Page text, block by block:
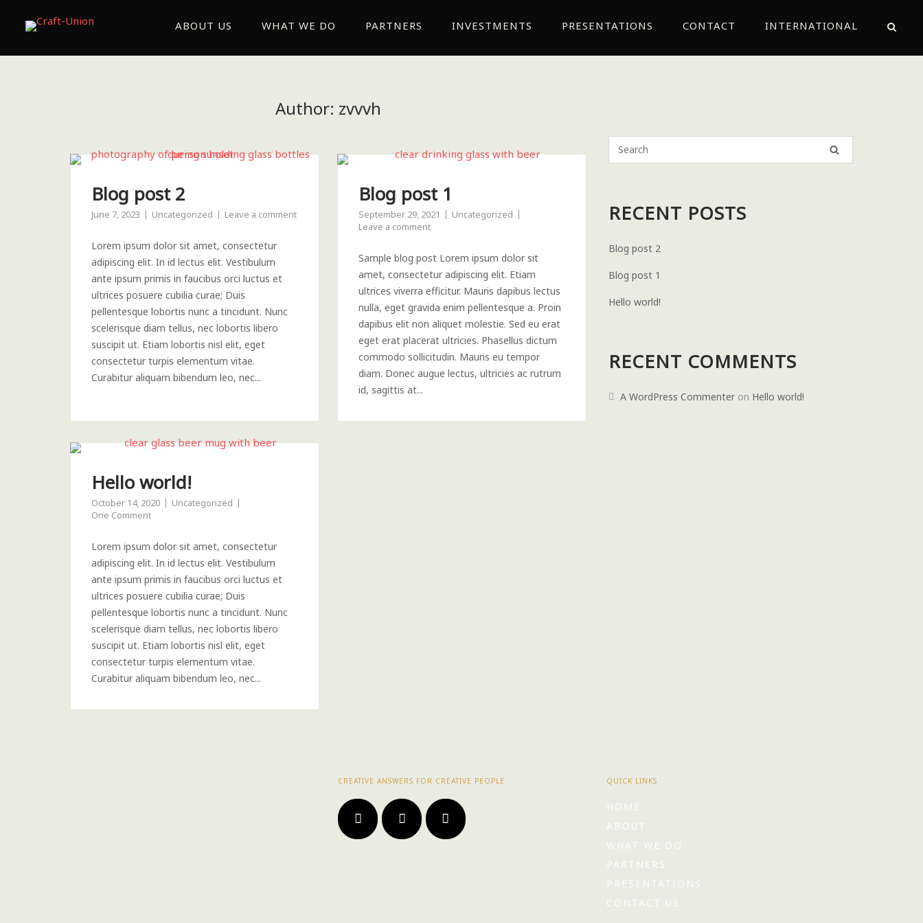
ABOUT US WHAT WE DO PARTNERS INVESTMENTS PRESENTATIONS CONTACT INTERNATIONAL
Author: zvvvh
Blog post 2
June 7, 2023 Uncategorized Leave a comment
Lorem ipsum dolor sit amet, consectetur
adipiscing elit. In id lectus elit. Vestibulum
ante ipsum primis in faucibus orci luctus et
ultrices posuere cubilia curae; Duis
pellentesque lobortis nunc a tincidunt. Nunc
scelerisque diam tellus, nec lobortis libero
suscipit ut. Etiam lobortis nisl elit, eget
consectetur turpis elementum vitae.
Curabitur aliquam bibendum leo, nec...
Blog post 1
September 29, 2021
Uncategorized
Leave a comment
Sample blog post Lorem ipsum dolor sit
amet, consectetur adipiscing elit. Etiam
ultrices viverra efficitur. Mauris dapibus lectus
nulla, eget gravida enim pellentesque a. Proin
dapibus elit non aliquet molestie. Sed eu erat
eget erat placerat ultricies. Phasellus dictum
commodo sollicitudin. Mauris eu tempor
diam. Donec augue lectus, ultricies ac rutrum
id, sagittis at...
Hello world!
October 14, 2020
Uncategorized
One Comment
Lorem ipsum dolor sit amet, consectetur
adipiscing elit. In id lectus elit. Vestibulum
ante ipsum primis in faucibus orci luctus et
ultrices posuere cubilia curae; Duis
pellentesque lobortis nunc a tincidunt. Nunc
scelerisque diam tellus, nec lobortis libero
suscipit ut. Etiam lobortis nisl elit, eget
consectetur turpis elementum vitae.
Curabitur aliquam bibendum leo, nec...
RECENT POSTS
Blog post 2
Blog post 1
Hello world!
RECENT COMMENTS
A WordPress Commenteron Hello world!
CREATIVE ANSWERS FOR CREATIVE PEOPLE QUICK LINKS
HOME
ABOUT
WHAT WE DO
PARTNERS
PRESENTATIONS
CONTACT US